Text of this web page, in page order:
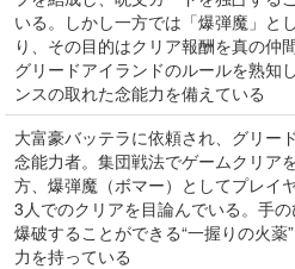
いる。しかし一方では「爆弾魔」と
り、その目的はクリア報酬を真の仲
グリードアイランドのルールを熟知
ンスの取れた念能力を備えている
大富豪バッテラに依頼され、グリー
念能力者。集団戦法でゲームクリア
方、爆弾魔（ボマー）としてプレイ
3人でのクリアを目論んでいる。手
爆破することができる“一握りの火
力を持っている